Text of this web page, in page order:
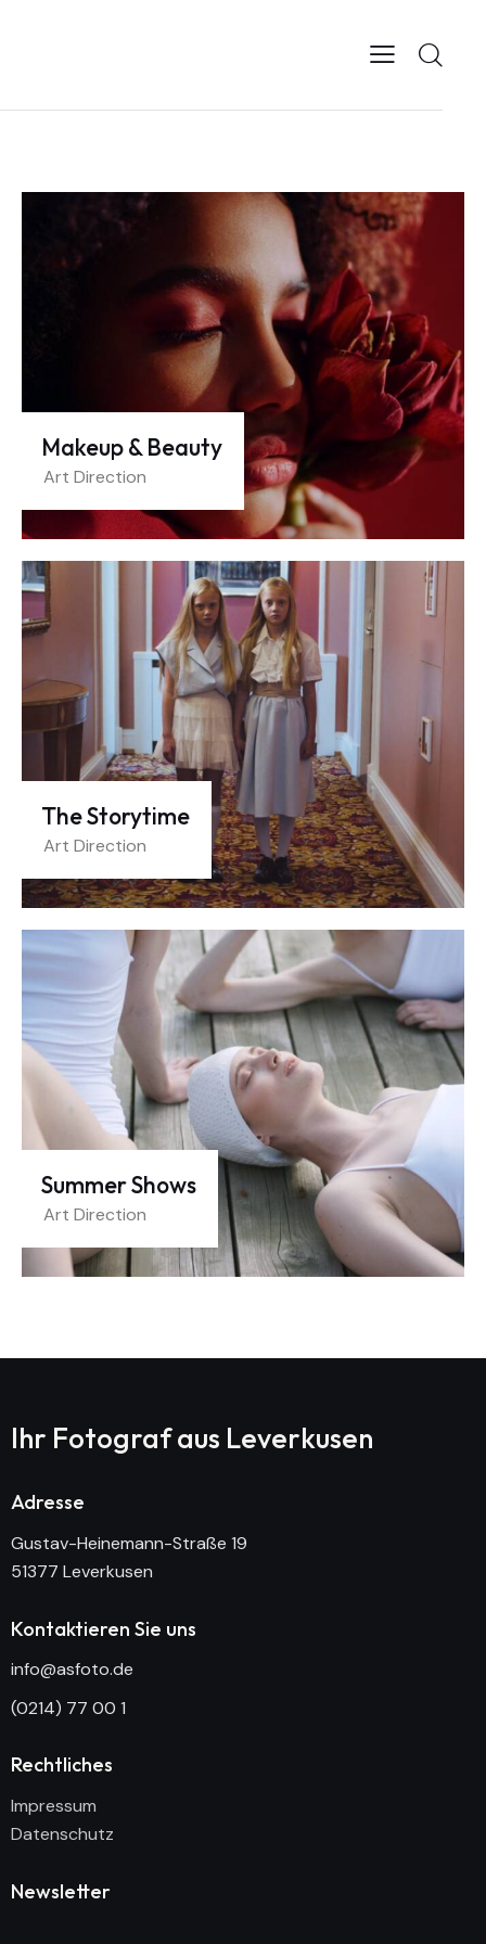
Makeup & Beauty
Art Direction
The Storytime
Art Direction
Summer Shows
Art Direction
Ihr Fotograf aus Leverkusen
Adresse
Gustav-Heinemann-Straße 19
51377 Leverkusen
Kontaktieren Sie uns
info@asfoto.de
(0214) 77 00 1
Rechtliches
Impressum
Datenschutz
Newsletter